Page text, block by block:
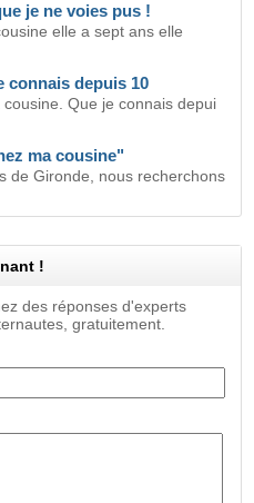
je ne voies pus !
elle a sept ans elle
connais depuis 10
Que je connais depui
ma cousine"
de Gironde, nous recherchons
!
des réponses d'experts
gratuitement.